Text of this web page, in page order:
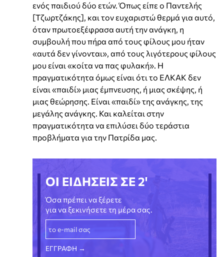
ενός παιδιού δύο ετών. Όπως είπε ο Παντελής
[Τζωρτζάκης], και τον ευχαριστώ θερμά για αυτό,
όταν πρωτοεξέφρασα αυτή την ανάγκη, η
συμβουλή που πήρα από τους φίλους μου ήταν
«αυτά δεν γίνονται», από τους λιγότερους φίλους
μου είναι «κοίτα να πας φυλακή». Η
πραγματικότητα όμως είναι ότι το ΕΛΚΑΚ δεν
είναι «παιδί» μιας έμπνευσης, ή μιας σκέψης, ή
μιας θεώρησης. Είναι «παιδί» της ανάγκης, της
μεγάλης ανάγκης. Και καλείται στην
πραγματικότητα να επιλύσει δύο τεράστια
προβλήματα για την Πατρίδα μας.
ΟΙ ΕΙΔΗΣΕΙΣ ΣΕ 2'
Όσα πρέπει να ξέρετε
για να ξεκινήσετε τη μέρα σας.